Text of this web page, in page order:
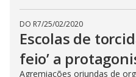
DO R7/25/02/2020
Escolas de
feio’ a
Agremiações oriundas de